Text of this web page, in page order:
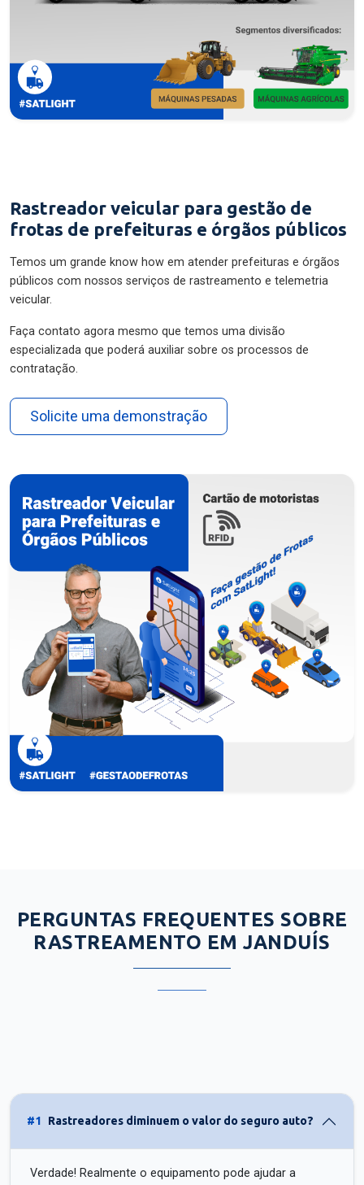
Rastreador veicular para gestão de
frotas de prefeituras e órgãos públicos
Temos um grande know how em atender prefeituras e órgãos
públicos com nossos serviços de rastreamento e telemetria
veicular.
Faça contato agora mesmo que temos uma divisão
especializada que poderá auxiliar sobre os processos de
contratação.
Solicite uma demonstração
PERGUNTAS FREQUENTES SOBRE
RASTREAMENTO EM JANDUÍS
#1 Rastreadores diminuem o valor do seguro auto?
Verdade! Realmente o equipamento pode ajudar a